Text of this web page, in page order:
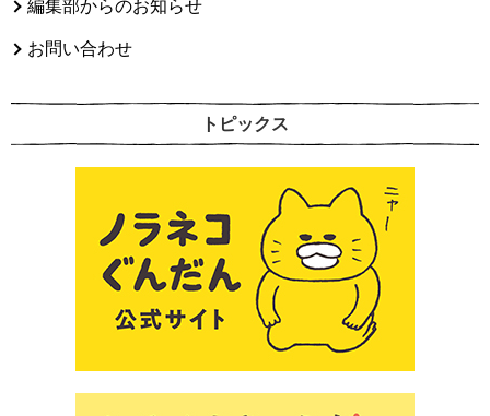
編集部からのお知らせ
お問い合わせ
トピックス